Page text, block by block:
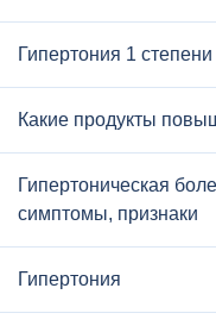
Гипертония 1 степени
Какие продукты
Гипертоническая
симптомы, признаки
Гипертония